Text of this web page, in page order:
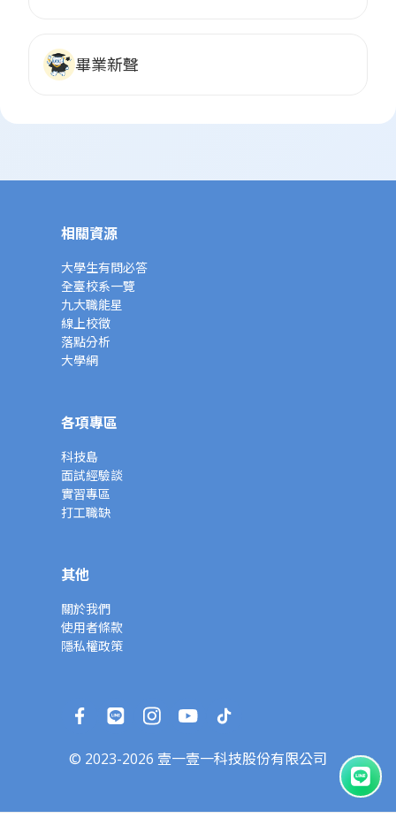
畢業新聲
相關資源
大學生有問必答
全臺校系一覽
九大職能星
線上校徵
落點分析
大學網
各項專區
科技島
面試經驗談
實習專區
打工職缺
其他
關於我們
使用者條款
隱私權政策
© 2023-2026 壹一壹一科技股份有限公司